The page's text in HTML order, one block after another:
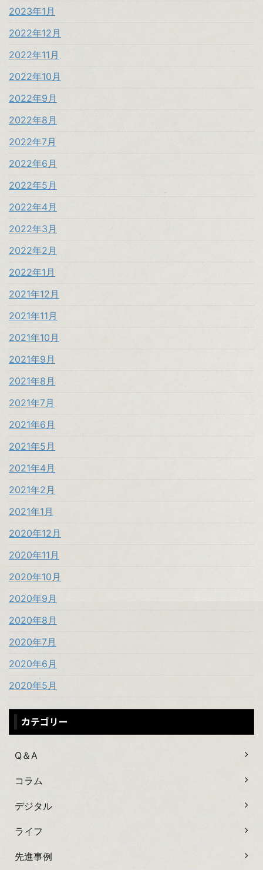
2023年1月
2022年12月
2022年11月
2022年10月
2022年9月
2022年8月
2022年7月
2022年6月
2022年5月
2022年4月
2022年3月
2022年2月
2022年1月
2021年12月
2021年11月
2021年10月
2021年9月
2021年8月
2021年7月
2021年6月
2021年5月
2021年4月
2021年2月
2021年1月
2020年12月
2020年11月
2020年10月
2020年9月
2020年8月
2020年7月
2020年6月
2020年5月
カテゴリー
Q＆A
コラム
デジタル
ライフ
先進事例